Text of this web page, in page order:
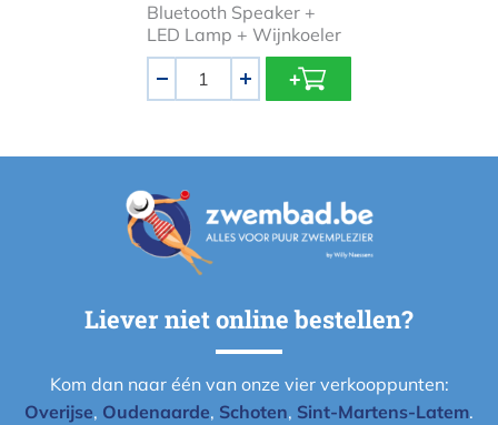
Bluetooth Speaker +
LED Lamp + Wijnkoeler
+
Liever niet online bestellen?
Kom dan naar één van onze vier verkooppunten:
Overijse, Oudenaarde, Schoten, Sint-Martens-Latem.